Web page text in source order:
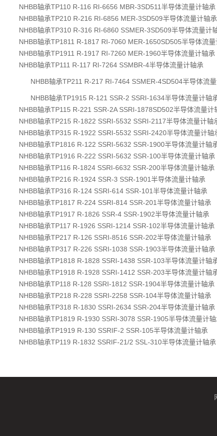
NHBB轴承TP110 R-116 RI-6656 MBR-3SD511半导体流量计轴承
NHBB轴承TP210 R-216 RI-6856 MER-3SD509半导体流量计轴承
NHBB轴承TP310 R-316 RI-6860 SSMER-3SD509半导体流量计
NHBB轴承TP1811 R-1817 RI-7060 MER-1650SD505半导体流
NHBB轴承TP1911 R-1917 RI-7260 MER-1960半导体流量计轴承
NHBB轴承TP111 R-117 RI-7264 SSMBR-4半导体流量计轴承
NHBB轴承TP211 R-217 RI-7464 SSMER-4SD504半导体流
NHBB轴承TP1915 R-121 SSR-2 SSRI-1634半导体流量计轴
NHBB轴承TP115 R-221 SSR-2A SSRI-1878SD502半导体流量计
NHBB轴承TP215 R-1822 SSRI-5532 SSRI-2117半导体流量计轴
NHBB轴承TP315 R-1922 SSRI-5532 SSRI-2420半导体流量计轴
NHBB轴承TP1816 R-122 SSRI-5632 SSR-1900半导体流量计轴
NHBB轴承TP1916 R-222 SSRI-5632 SSR-100半导体流量计轴承
NHBB轴承TP116 R-1824 SSRI-6632 SSR-200半导体流量计轴承
NHBB轴承TP216 R-1924 SSR-3 SSR-1901半导体流量计轴承
NHBB轴承TP316 R-124 SSRI-614 SSR-101半导体流量计轴承
NHBB轴承TP1817 R-224 SSRI-814 SSR-201半导体流量计轴承
NHBB轴承TP1917 R-1826 SSR-4 SSR-1902半导体流量计轴承
NHBB轴承TP117 R-1926 SSRI-1214 SSR-102半导体流量计轴承
NHBB轴承TP217 R-126 SSRI-8516 SSR-202半导体流量计轴承
NHBB轴承TP317 R-226 SSRI-1038 SSR-1903半导体流量计轴承
NHBB轴承TP1818 R-1828 SSRI-1438 SSR-103半导体流量计轴
NHBB轴承TP1918 R-1928 SSRI-1412 SSR-203半导体流量计轴
NHBB轴承TP118 R-128 SSRI-1812 SSR-1904半导体流量计轴承
NHBB轴承TP218 R-228 SSRI-2258 SSR-104半导体流量计轴承
NHBB轴承TP318 R-1830 SSRI-2634 SSR-204半导体流量计轴承
NHBB轴承TP1819 R-1930 SSRI-3078 SSR-1905半导体流量计
NHBB轴承TP1919 R-130 SSRIF-2 SSR-105半导体流量计轴承
NHBB轴承TP119 R-1832 SSRIF-21/2 SSL-310半导体流量计轴承